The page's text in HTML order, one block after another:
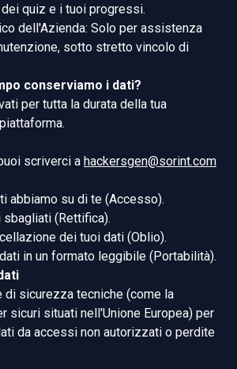
quiz e i tuoi progressi.
dell'Azienda: Solo per assistenza
sotto stretto vincolo di
conserviamo i dati?
per tutta la durata della tua
scriverci a hackersgen@sorint.com
abbiamo su di te (Accesso).
(Rettifica).
dei tuoi dati (Oblio).
in un formato leggibile (Portabilità).
sicurezza tecniche (come la
sicuri situati nell'Unione Europea) per
da accessi non autorizzati o perdite